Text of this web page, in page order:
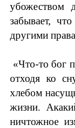
убожеством
забывает,
другими
«Что-то бог
отходя ко
хлебом
жизни.
ничтожное